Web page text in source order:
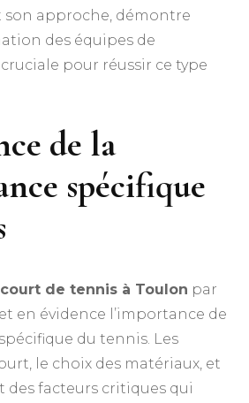
approche, démontre
des équipes de
pour réussir ce type
de la
spécifique
de tennis à Toulon par
en évidence l’importance de
du tennis. Les
le choix des matériaux, et
des facteurs critiques qui